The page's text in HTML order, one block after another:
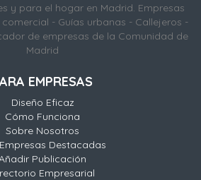
y para el hogar en Madrid. Empresas
- Guías urbanas - Callejeros -
de empresas de la Comunidad de
Madrid
EMPRESAS
Diseño Eficaz
Cómo Funciona
Sobre Nosotros
Destacadas
Publicación
Empresarial